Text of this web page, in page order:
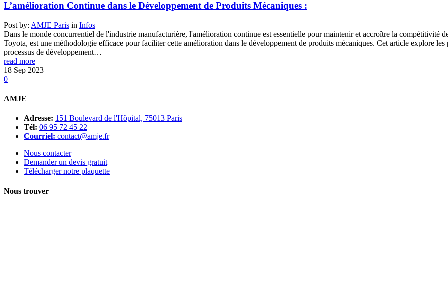
L’amélioration Continue dans le Développement de Produits Mécaniques :
Post by: AMJE Paris in Infos
Dans le monde concurrentiel de l'industrie manufacturière, l'amélioration continue est essentielle pour maintenir et accroître la compétitivité
Toyota, est une méthodologie efficace pour faciliter cette amélioration dans le développement de produits mécaniques. Cet article explore
processus de développement…
read more
18 Sep 2023
0
AMJE
Adresse: 151 Boulevard de l'Hôpital, 75013 Paris
Tél: 06 95 72 45 22
Courriel: contact@amje.fr
Nous contacter
Demander un devis gratuit
Télécharger notre plaquette
Nous trouver